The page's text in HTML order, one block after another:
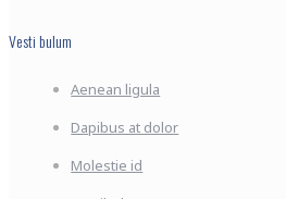
Vesti bulum
Aenean ligula
Dapibus at dolor
Molestie id